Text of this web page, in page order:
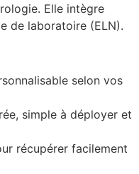
Elle intègre
de laboratoire (ELN).
selon vos
simple à déployer et
récupérer facilement